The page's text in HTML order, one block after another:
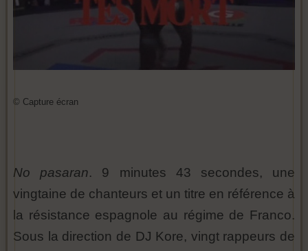
© Capture écran
No pasaran. 9 minutes 43 secondes, une
vingtaine de chanteurs et un titre en référence à
la résistance espagnole au régime de Franco.
Sous la direction de DJ Kore, vingt rappeurs de